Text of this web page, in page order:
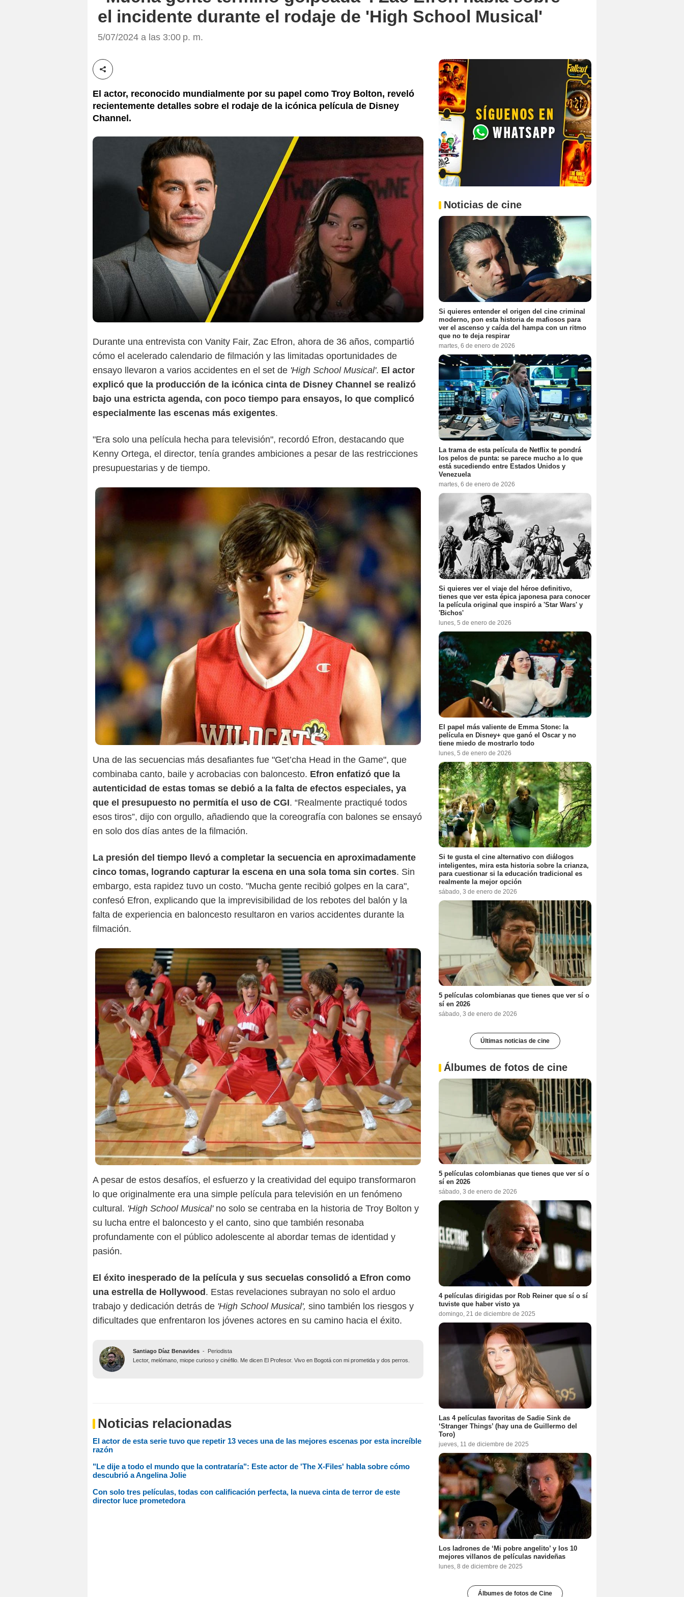
el incidente durante el rodaje de 'High School Musical'
5/07/2024 a las 3:00 p. m.
Compartir esta noticia
El actor, reconocido mundialmente por su papel como Troy Bolton, reveló
recientemente detalles sobre el rodaje de la icónica película de Disney
Channel.
Durante una entrevista con Vanity Fair, Zac Efron, ahora de 36 años, compartió
cómo el acelerado calendario de filmación y las limitadas oportunidades de
ensayo llevaron a varios accidentes en el set de 'High School Musical'. El actor
explicó que la producción de la icónica cinta de Disney Channel se realizó
bajo una estricta agenda, con poco tiempo para ensayos, lo que complicó
especialmente las escenas más exigentes.
"Era solo una película hecha para televisión", recordó Efron, destacando que
Kenny Ortega, el director, tenía grandes ambiciones a pesar de las restricciones
presupuestarias y de tiempo.
Disney+
Una de las secuencias más desafiantes fue "Get’cha Head in the Game", que
combinaba canto, baile y acrobacias con baloncesto. Efron enfatizó que la
autenticidad de estas tomas se debió a la falta de efectos especiales, ya
que el presupuesto no permitía el uso de CGI. “Realmente practiqué todos
esos tiros”, dijo con orgullo, añadiendo que la coreografía con balones se ensayó
en solo dos días antes de la filmación.
La presión del tiempo llevó a completar la secuencia en aproximadamente
cinco tomas, logrando capturar la escena en una sola toma sin cortes. Sin
embargo, esta rapidez tuvo un costo. "Mucha gente recibió golpes en la cara",
confesó Efron, explicando que la imprevisibilidad de los rebotes del balón y la
falta de experiencia en baloncesto resultaron en varios accidentes durante la
filmación.
Disney+
A pesar de estos desafíos, el esfuerzo y la creatividad del equipo transformaron
lo que originalmente era una simple película para televisión en un fenómeno
cultural. 'High School Musical'no solo se centraba en la historia de Troy Bolton y
su lucha entre el baloncesto y el canto, sino que también resonaba
profundamente con el público adolescente al abordar temas de identidad y
pasión.
El éxito inesperado de la película y sus secuelas consolidó a Efron como
una estrella de Hollywood. Estas revelaciones subrayan no solo el arduo
trabajo y dedicación detrás de 'High School Musical', sino también los riesgos y
dificultades que enfrentaron los jóvenes actores en su camino hacia el éxito.
Santiago Díaz Benavides - Periodista
Lector, melómano, miope curioso y cinéfilo. Me dicen El Profesor. Vivo en Bogotá con mi prometida y dos perros.
Noticias relacionadas
El actor de esta serie tuvo que repetir 13 veces una de las mejores escenas por esta increíble
razón
"Le dije a todo el mundo que la contrataría": Este actor de 'The X-Files' habla sobre cómo
descubrió a Angelina Jolie
Con solo tres películas, todas con calificación perfecta, la nueva cinta de terror de este
director luce prometedora
Noticias de cine
Si quieres entender el origen del cine criminal
moderno, pon esta historia de mafiosos para
ver el ascenso y caída del hampa con un ritmo
que no te deja respirar
martes, 6 de enero de 2026
La trama de esta película de Netflix te pondrá
los pelos de punta: se parece mucho a lo que
está sucediendo entre Estados Unidos y
Venezuela
martes, 6 de enero de 2026
Si quieres ver el viaje del héroe definitivo,
tienes que ver esta épica japonesa para conocer
la película original que inspiró a 'Star Wars' y
'Bichos'
lunes, 5 de enero de 2026
El papel más valiente de Emma Stone: la
película en Disney+ que ganó el Oscar y no
tiene miedo de mostrarlo todo
lunes, 5 de enero de 2026
Si te gusta el cine alternativo con diálogos
inteligentes, mira esta historia sobre la crianza,
para cuestionar si la educación tradicional es
realmente la mejor opción
sábado, 3 de enero de 2026
5 películas colombianas que tienes que ver sí o
sí en 2026
sábado, 3 de enero de 2026
Últimas noticias de cine
Álbumes de fotos de cine
5 películas colombianas que tienes que ver sí o
sí en 2026
sábado, 3 de enero de 2026
4 películas dirigidas por Rob Reiner que sí o sí
tuviste que haber visto ya
domingo, 21 de diciembre de 2025
Las 4 películas favoritas de Sadie Sink de
‘Stranger Things’ (hay una de Guillermo del
Toro)
jueves, 11 de diciembre de 2025
Los ladrones de ‘Mi pobre angelito’ y los 10
mejores villanos de películas navideñas
lunes, 8 de diciembre de 2025
Álbumes de fotos de Cine